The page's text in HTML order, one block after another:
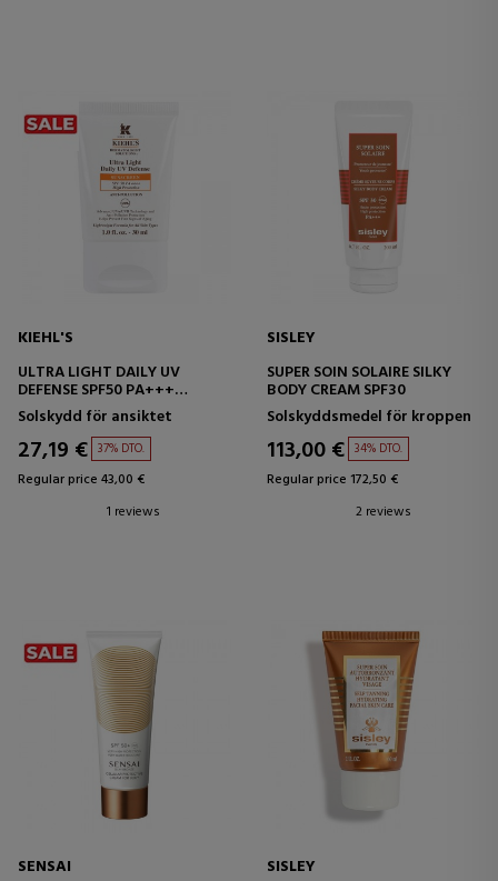
KIEHL'S
ULTRA LIGHT DAILY UV
DEFENSE SPF50 PA+++
PROTECTOR SOLAR
Solskydd för ansiktet
27,19 € 37% DTO.
Regular price 43,00 €
1 reviews
SISLEY
SUPER SOIN SOLAIRE SILKY
BODY CREAM SPF30
Solskyddsmedel för kroppen
113,00 € 34% DTO.
Regular price 172,50 €
2 reviews
SENSAI
SISLEY